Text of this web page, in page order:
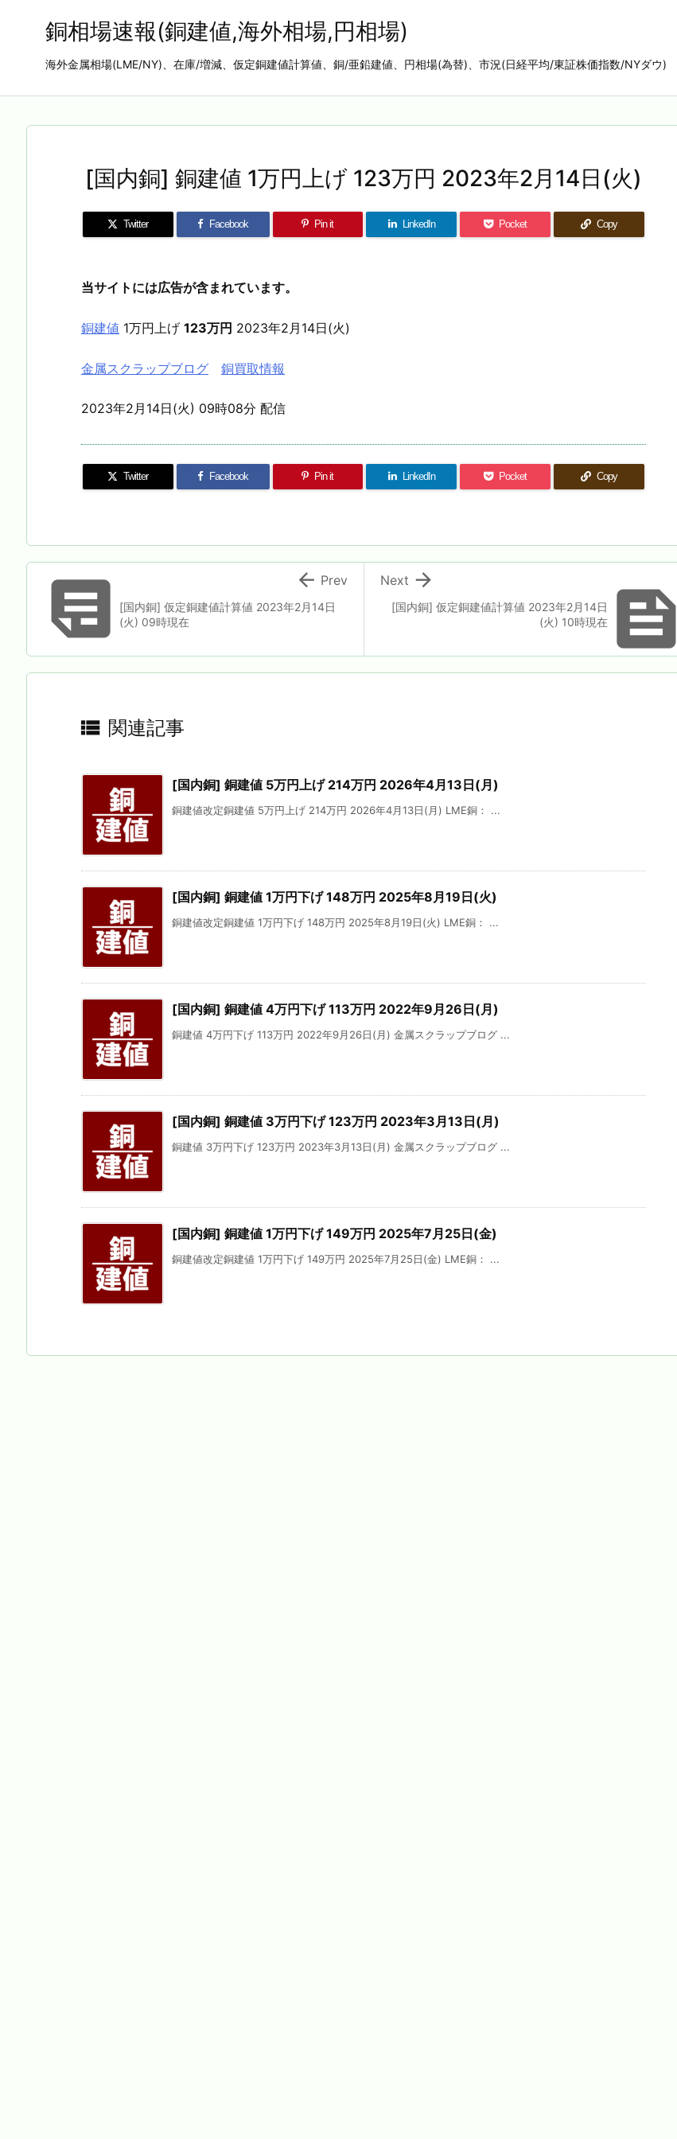
銅相場速報(銅建値,海外相場,円相場)
海外金属相場(LME/NY)、在庫/増減、仮定銅建値計算値、銅/亜鉛建値、円相場(為替)、市況(日経平均/東証株価指数/NYダウ)
[国内銅] 銅建値 1万円上げ 123万円 2023年2月14日(火)
Twitter Facebook Pin it LinkedIn Pocket Copy
当サイトには広告が含まれています。
銅建値 1万円上げ 123万円 2023年2月14日(火)
金属スクラップブログ 銅買取情報
2023年2月14日(火) 09時08分 配信
Twitter Facebook Pin it LinkedIn Pocket Copy

[国内銅] 仮定銅建値計算値 2023年2月14日
(火) 10時現在

Next
[国内銅] 仮定銅建値計算値 2023年2月14日
(火) 09時現在
 Prev
 関連記事
[国内銅] 銅建値 5万円上げ 214万円 2026年4月13日(月)
銅建値改定銅建値 5万円上げ 214万円 2026年4月13日(月) LME銅： ...
[国内銅] 銅建値 1万円下げ 148万円 2025年8月19日(火)
銅建値改定銅建値 1万円下げ 148万円 2025年8月19日(火) LME銅： ...
[国内銅] 銅建値 4万円下げ 113万円 2022年9月26日(月)
銅建値 4万円下げ 113万円 2022年9月26日(月) 金属スクラップブログ ...
[国内銅] 銅建値 3万円下げ 123万円 2023年3月13日(月)
銅建値 3万円下げ 123万円 2023年3月13日(月) 金属スクラップブログ ...
[国内銅] 銅建値 1万円下げ 149万円 2025年7月25日(金)
銅建値改定銅建値 1万円下げ 149万円 2025年7月25日(金) LME銅： ...